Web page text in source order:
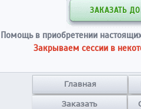
ЗАКАЗАТЬ
Помощь в приобретении
Закрываем сессии в
Главная
Заказать